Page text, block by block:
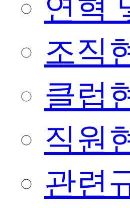
연혁
조직
클럽
직원
관련